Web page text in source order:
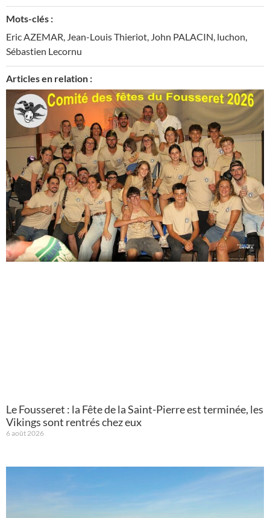
Mots-clés :
Eric AZEMAR, Jean-Louis Thieriot, John PALACIN, luchon,
Sébastien Lecornu
Articles en relation :
Le Fousseret : la Fête de la Saint-Pierre est terminée, les
Vikings sont rentrés chez eux
6 août 2026